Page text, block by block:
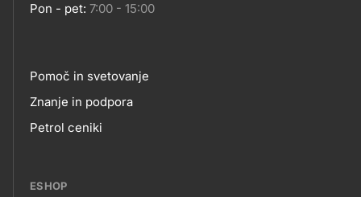
Pon - pet: 7:00 - 15:00
Footer
links
Pomoč in svetovanje
Znanje in podpora
Petrol ceniki
ESHOP